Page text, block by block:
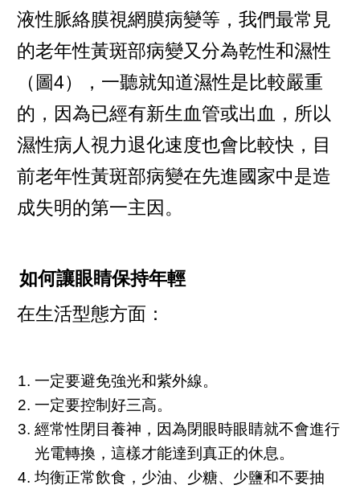
液性脈絡膜視網膜病變等，我們最常見
的老年性黃斑部病變又分為乾性和濕性
（圖4），一聽就知道濕性是比較嚴重
的，因為已經有新生血管或出血，所以
濕性病人視力退化速度也會比較快，目
前老年性黃斑部病變在先進國家中是造
成失明的第一主因。
如何讓眼睛保持年輕
在生活型態方面：
一定要避免強光和紫外線。
一定要控制好三高。
經常性閉目養神，因為閉眼時眼睛就不會進行
光電轉換，這樣才能達到真正的休息。
均衡正常飲食，少油、少糖、少鹽和不要抽